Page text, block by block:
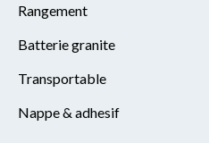
Rangement
Batterie granite
Transportable
Nappe & adhesif